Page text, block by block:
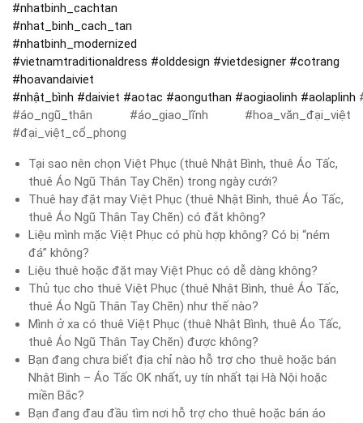
#nhatbinh_cachtan
#nhat_binh_cach_tan
#nhatbinh_modernized
#vietnamtraditionaldress #olddesign #vietdesigner #cotrang
#hoavandaiviet
#nhật_bình #daiviet #aotac #aonguthan #aogiaolinh #aolaplinh
#áo_ngũ_thân #áo_giao_lĩnh #hoa_văn_đại_việt
#đại_việt_cổ_phong
Tại sao nên chọn Việt Phục (thuê Nhật Bình, thuê Áo Tấc,
thuê Áo Ngũ Thân Tay Chẽn) trong ngày cưới?
Thuê hay đặt may Việt Phục (thuê Nhật Bình, thuê Áo Tấc,
thuê Áo Ngũ Thân Tay Chẽn) có đắt không?
Liệu mình mặc Việt Phục có phù hợp không? Có bị “ném
đá” không?
Liệu thuê hoặc đặt may Việt Phục có dễ dàng không?
Thủ tục cho thuê Việt Phục (thuê Nhật Bình, thuê Áo Tấc,
thuê Áo Ngũ Thân Tay Chẽn) như thế nào?
Mình ở xa có thuê Việt Phục (thuê Nhật Bình, thuê Áo Tấc,
thuê Áo Ngũ Thân Tay Chẽn) được không?
Bạn đang chưa biết địa chỉ nào hỗ trợ cho thuê hoặc bán
Nhật Bình – Áo Tấc OK nhất, uy tín nhất tại Hà Nội hoặc
miền Bắc?
Bạn đang đau đầu tìm nơi hỗ trợ cho thuê hoặc bán áo